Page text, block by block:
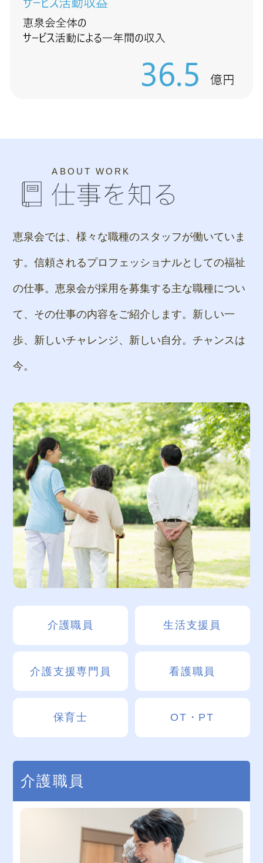
ABOUT WORK
恵泉会では、様々な職種のスタッフが働いていま
す。信頼されるプロフェッショナルとしての福祉
の仕事。恵泉会が採用を募集する主な職種につい
て、 その仕事の内容をご紹介します。 新しい一
歩、新しいチャレンジ、新しい自分。 チャンスは
今。
介護職員 生活支援員
介護支援専門員 看護職員
保育士 OT・PT
介護職員